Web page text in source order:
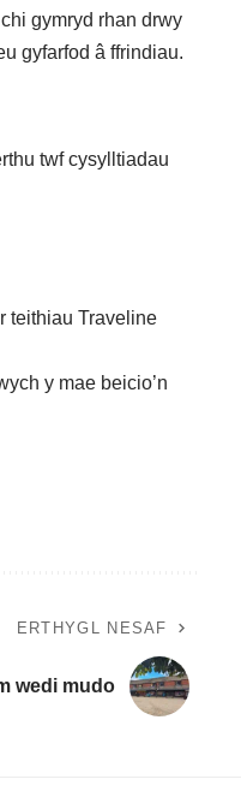
gymryd rhan drwy
gyfarfod â ffrindiau.
twf cysylltiadau
teithiau Traveline
y mae beicio’n
ERTHYGL NESAF
wedi mudo